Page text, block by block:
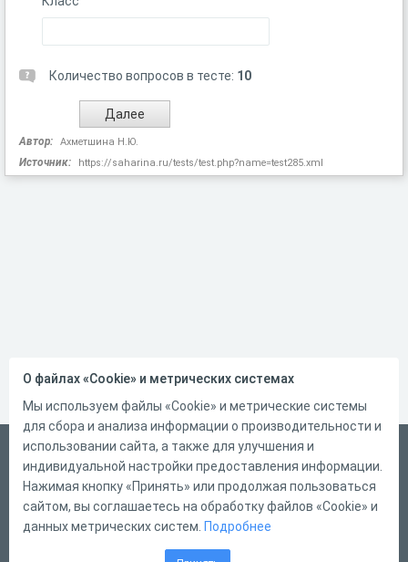
Количество вопросов в тесте: 10
Автор: Ахметшина Н.Ю.
Источник: https://saharina.ru/tests/test.php?name=test285.xml
Русский
Справка
Форма обратной связи
О файлах «Cookie» и метрических системах
Мы используем файлы «Cookie» и метрические системы
для сбора и анализа информации о производительности и
использовании сайта, а также для улучшения и
индивидуальной настройки предоставления информации.
Нажимая кнопку «Принять» или продолжая пользоваться
сайтом, вы соглашаетесь на обработку файлов «Cookie» и
данных метрических систем. Подробнее